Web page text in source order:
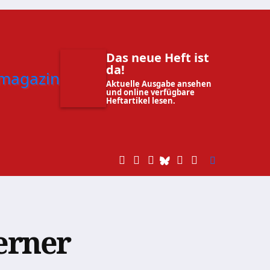
Das neue Heft ist
da!
Aktuelle Ausgabe ansehen
und online verfügbare
Heftartikel lesen.